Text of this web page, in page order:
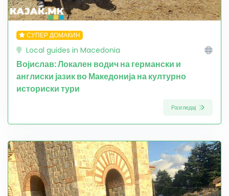
СУПЕР ДОМАЌИН
Local guides in Macedonia
Војислав: Локален водич на германски и
англиски јазик во Македонија на културно
историски тури
Разгледај